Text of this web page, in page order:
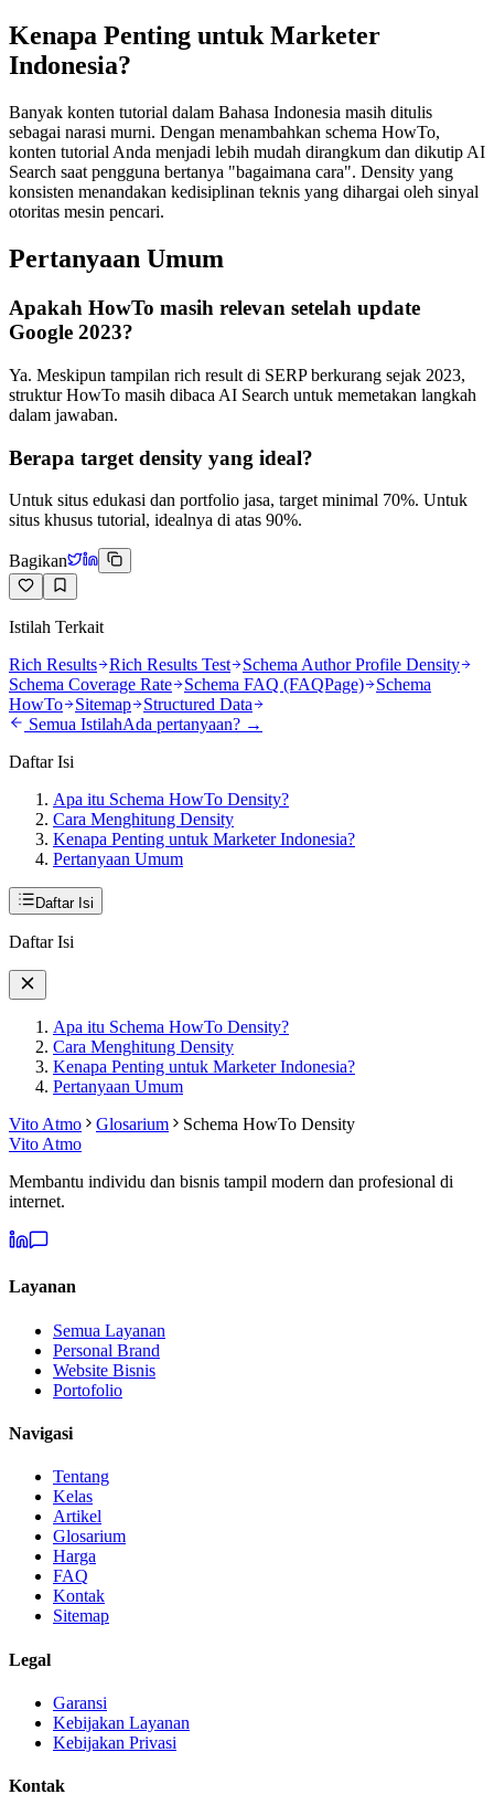
Kenapa Penting untuk Marketer
Indonesia?
Banyak konten tutorial dalam Bahasa Indonesia masih ditulis
sebagai narasi murni. Dengan menambahkan schema HowTo,
konten tutorial Anda menjadi lebih mudah dirangkum dan dikutip AI
Search saat pengguna bertanya "bagaimana cara". Density yang
konsisten menandakan kedisiplinan teknis yang dihargai oleh sinyal
otoritas mesin pencari.
Pertanyaan Umum
Apakah HowTo masih relevan setelah update
Google 2023?
Ya. Meskipun tampilan rich result di SERP berkurang sejak 2023,
struktur HowTo masih dibaca AI Search untuk memetakan langkah
dalam jawaban.
Berapa target density yang ideal?
Untuk situs edukasi dan portfolio jasa, target minimal 70%. Untuk
situs khusus tutorial, idealnya di atas 90%.
Bagikan
Istilah Terkait
Rich Results
Rich Results Test
Schema Author Profile Density
Schema Coverage Rate
Schema FAQ (FAQPage)
Schema
HowTo
Sitemap
Structured Data
Semua IstilahAda pertanyaan? →
Daftar Isi
Apa itu Schema HowTo Density?
Cara Menghitung Density
Kenapa Penting untuk Marketer Indonesia?
Pertanyaan Umum
Daftar Isi
Daftar Isi
Apa itu Schema HowTo Density?
Cara Menghitung Density
Kenapa Penting untuk Marketer Indonesia?
Pertanyaan Umum
Vito Atmo
Glosarium
Schema HowTo Density
Vito Atmo
Membantu individu dan bisnis tampil modern dan profesional di
internet.
Layanan
Semua Layanan
Personal Brand
Website Bisnis
Portofolio
Navigasi
Tentang
Kelas
Artikel
Glosarium
Harga
FAQ
Kontak
Sitemap
Legal
Garansi
Kebijakan Layanan
Kebijakan Privasi
Kontak